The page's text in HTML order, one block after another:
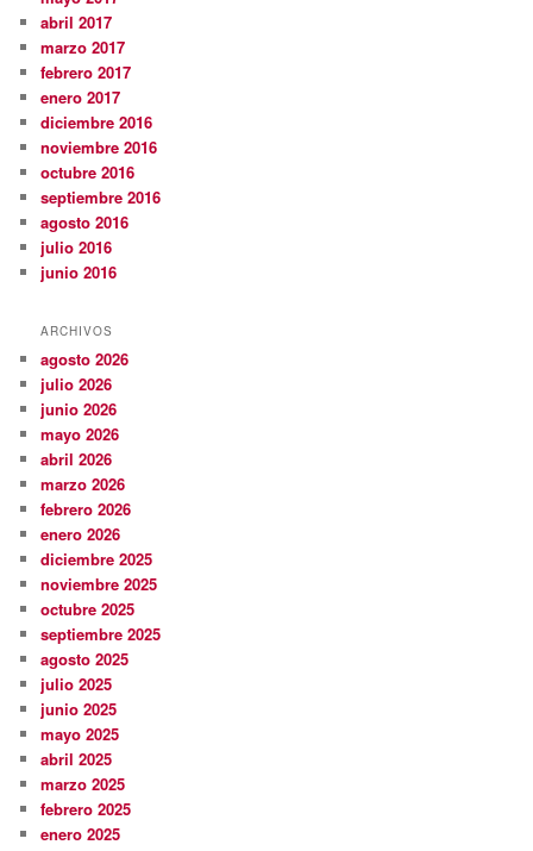
abril 2017
marzo 2017
febrero 2017
enero 2017
diciembre 2016
noviembre 2016
octubre 2016
septiembre 2016
agosto 2016
julio 2016
junio 2016
ARCHIVOS
agosto 2026
julio 2026
junio 2026
mayo 2026
abril 2026
marzo 2026
febrero 2026
enero 2026
diciembre 2025
noviembre 2025
octubre 2025
septiembre 2025
agosto 2025
julio 2025
junio 2025
mayo 2025
abril 2025
marzo 2025
febrero 2025
enero 2025